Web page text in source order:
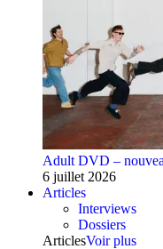
Adult DVD –
6 juillet 2026
Articles
Interviews
Dossiers
ArticlesVoir plus